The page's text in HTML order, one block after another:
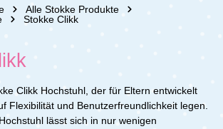
Alle Stokke Produkte
Stokke Clikk
Clikk Hochstuhl, der für Eltern entwickelt
Flexibilität und Benutzerfreundlichkeit legen.
lässt sich in nur wenigen